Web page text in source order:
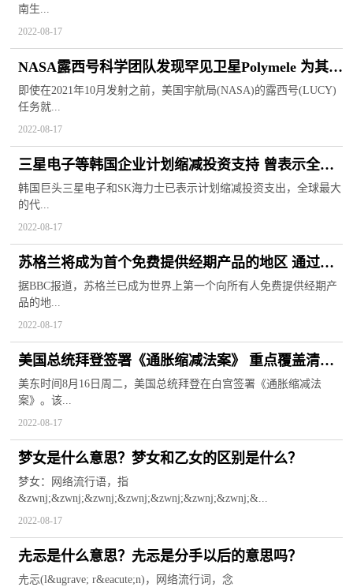
南生...
2022-08-17
NASA露西号科学团队发现罕见卫星Polymele 为其提
供宝贵信息
即使在2021年10月发射之前，美国宇航局(NASA)的露西号(LUCY)
任务就...
2022-08-17
三星电子等韩国企业计划缩减投资支持 曾表示全球
半导体发展疲软
韩国巨头三星电子和SK海力士已表示计划缩减投资支出，全球最大
的代...
2022-08-17
苏格兰将成为首个免费提供经期产品的地区 通过议
会与教育机构分发
据BBC报道，苏格兰已成为世界上第一个向所有人免费提供经期产
品的地...
2022-08-17
美国总统拜登签署《通胀缩减法案》 重点覆盖清洁
能源制造业
美东时间8月16日周二，美国总统拜登在白宫签署《通胀缩减法
案》。该...
2022-08-17
梦女是什么意思？梦女和乙女的区别是什么？
梦女：网络流行语，指
&zwnj;&zwnj;&zwnj;&zwnj;&zwnj;&zwnj;&zwnj;&...
2022-08-17
圥忈是什么意思？圥忈是分手以后的意思吗？
圥忈(l&ugrave; r&eacute;n)，网络流行词，念